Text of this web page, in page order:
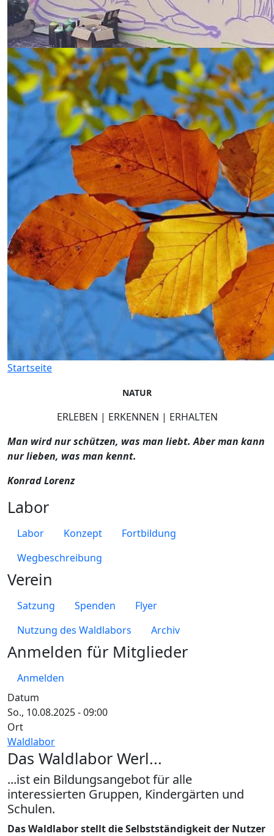
Startseite
Datum
So., 10.08.2025 - 09:00
Ort
Waldlabor
NATUR
ERLEBEN | ERKENNEN | ERHALTEN
Man wird nur schützen, was man liebt. Aber man kann
nur lieben, was man kennt.
Konrad Lorenz
Labor
Labor Konzept
Fortbildung
Wegbeschreibung
Verein
Satzung Spenden
Flyer
Nutzung des Waldlabors
Archiv
Anmelden für Mitglieder
Anmelden
Das Waldlabor Werl...
...ist ein Bildungsangebot für alle
interessierten Gruppen, Kindergärten und
Schulen.
Das Waldlabor stellt die Selbstständigkeit der Nutzer